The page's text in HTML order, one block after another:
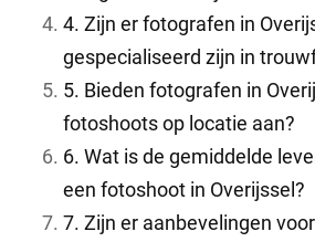
4. Zijn er fotografen in
gespecialiseerd zijn in
5. Bieden fotografen in
fotoshoots op locatie aan?
6. Wat is de gemiddelde
een fotoshoot in Overijssel?
7. Zijn er aanbevelingen